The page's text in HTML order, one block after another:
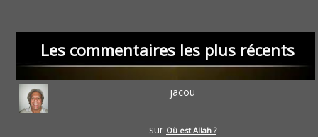
Les commentaires les plus récents
jacou
sur Où est Allah ?